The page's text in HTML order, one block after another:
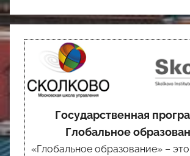
Государственная
Глобальное
«Глобальное образование» – это